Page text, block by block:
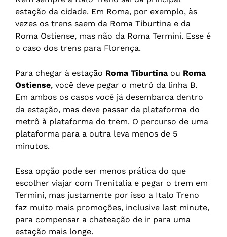
estação da cidade. Em Roma, por exemplo, às
vezes os trens saem da Roma Tiburtina e da
Roma Ostiense, mas não da Roma Termini. Esse é
o caso dos trens para Florença.
Para chegar à estação Roma Tiburtina ou Roma
Ostiense, você deve pegar o metrô da linha B.
Em ambos os casos você já desembarca dentro
da estação, mas deve passar da plataforma do
metrô à plataforma do trem. O percurso de uma
plataforma para a outra leva menos de 5
minutos.
Essa opção pode ser menos prática do que
escolher viajar com Trenitalia e pegar o trem em
Termini, mas justamente por isso a Italo Treno
faz muito mais promoções, inclusive last minute,
para compensar a chateação de ir para uma
estação mais longe.